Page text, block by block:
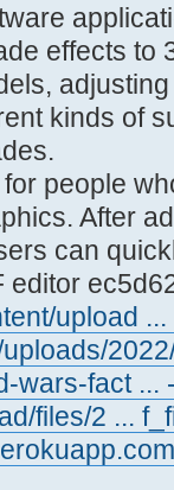
effects to
kinds of
people
After
can
editor
upload
wars-fact ...
files/2 ...